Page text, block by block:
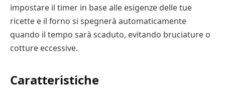
impostare il timer in base alle esigenze delle tue
ricette e il forno si spegnerà automaticamente
quando il tempo sarà scaduto, evitando bruciature o
cotture eccessive.
Caratteristiche